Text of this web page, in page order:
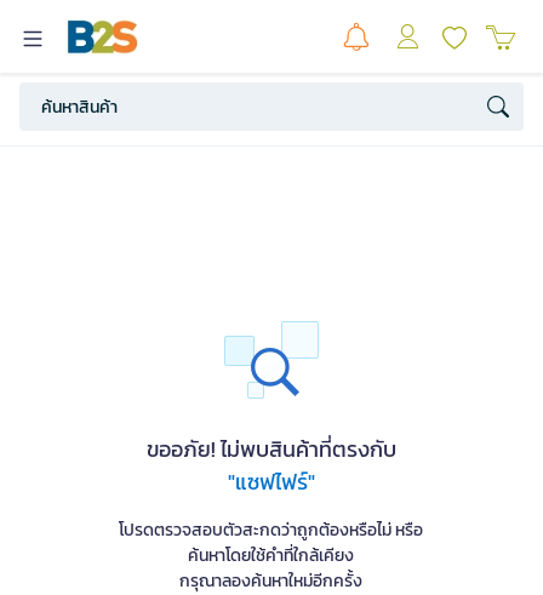
ขออภัย! ไม่พบสินค้าที่ตรงกับ
"แซฟไฟร์"
โปรดตรวจสอบตัวสะกดว่าถูกต้องหรือไม่ หรือ
ค้นหาโดยใช้คำที่ใกล้เคียง
กรุณาลองค้นหาใหม่อีกครั้ง